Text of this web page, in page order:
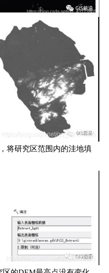
将研究区范围内的洼地填